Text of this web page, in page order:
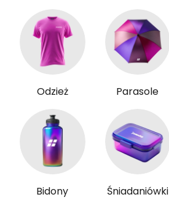
Odzież Parasole
Bidony Śniadaniówki